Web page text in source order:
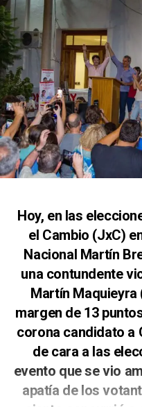
Hoy, en las
el Cambio (JxC)
Nacional Martín
una contundente
Martín Maquieyra
margen de 13
corona candidato a
de cara a las
evento que se vio
apatía de los